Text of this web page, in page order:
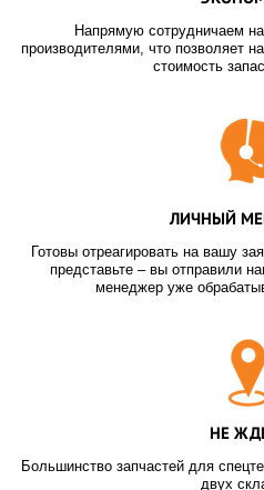
Напрямую сотрудничаем
производителями, что позволяет
стоимость
ЛИЧНЫЙ
Готовы отреагировать на вашу
представьте – вы отправили
менеджер уже
НЕ
Большинство запчастей для
двух